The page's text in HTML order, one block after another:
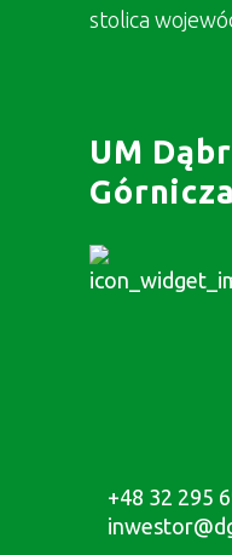
stolica
UM
Górnicza
+48 32 295